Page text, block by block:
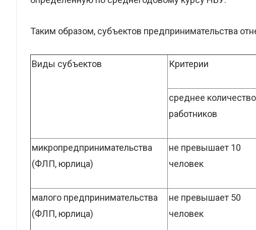
Таким образом, субъектов предпринимательства
Виды субъектов Критерии
среднее количество
работников
микропредпринимательства
(ФЛП, юрлица)
не превышает 10
человек
малого предпринимательства
(ФЛП, юрлица)
не превышает 50
человек